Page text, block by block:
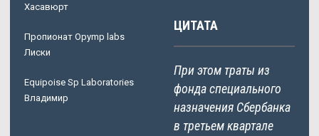
Хасавюрт
Пропионат Opymp labs
Лиски
Equipoise Sp Laboratories
Владимир
ЦИТАТА
При этом траты из
фонда специального
назначения Сбербанка
в третьем квартале